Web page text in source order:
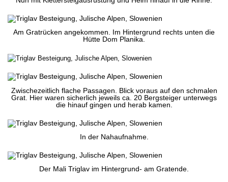
Am Gratrücken angekommen. Im Hintergrund rechts unten die
Hütte Dom Planika.
Zwischezeitlich flache Passagen. Blick voraus auf den schmalen
Grat. Hier waren sicherlich jeweils ca. 20 Bergsteiger unterwegs
die hinauf gingen und herab kamen.
In der Nahaufnahme.
Der Mali Triglav im Hintergrund- am Gratende.